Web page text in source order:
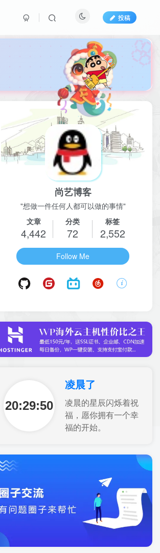
投稿
尚艺博客
"想做一件任何人都可以做的事情"
文章
4,442
分类
72
标签
2,552
Follow Me
20:29:51
凌晨了
凌晨的星辰闪烁着祝
福，愿你拥有一个幸
福的开始。